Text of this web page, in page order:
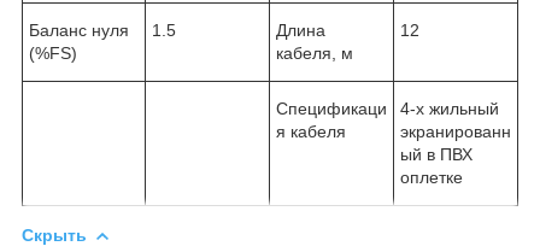
Баланс нуля
(%FS)
1.5
Длина
кабеля, м
12
Спецификаци
я кабеля
4-х жильный
экранированн
ый в ПВХ
оплетке
Скрыть